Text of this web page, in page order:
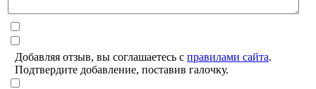
Добавляя отзыв, вы соглашаетесь с правилами сайта.
Подтвердите добавление, поставив галочку.